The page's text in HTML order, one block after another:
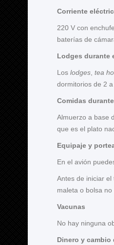
Corriente
220 V con
baterías de
Lodges durante
Los lodges tea
dormitorios de 2
Comidas
Almuerzo a base
que es el plato
Equipaje y
En el avión
Antes de iniciar
maleta o bolsa
Vacunas
No hay ninguna
Dinero y cambio